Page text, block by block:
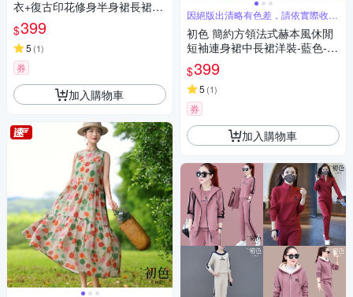
衣+復古印花修身半身裙長裙套
裝-藍衣花色裙-11298(M-2XL
可選)
$399
5 (1)
券
加入購物車
因絕版出清略有色差，請依實際收到
商品為主
初色 簡約方領法式赫本風休閒
短袖連身裙中長裙洋裝-藍色-69
949(M-2XL可選)
$399
5 (1)
券
加入購物車